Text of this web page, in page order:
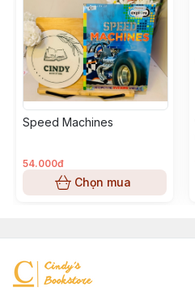
Speed Machines
54.000đ
Chọn mua